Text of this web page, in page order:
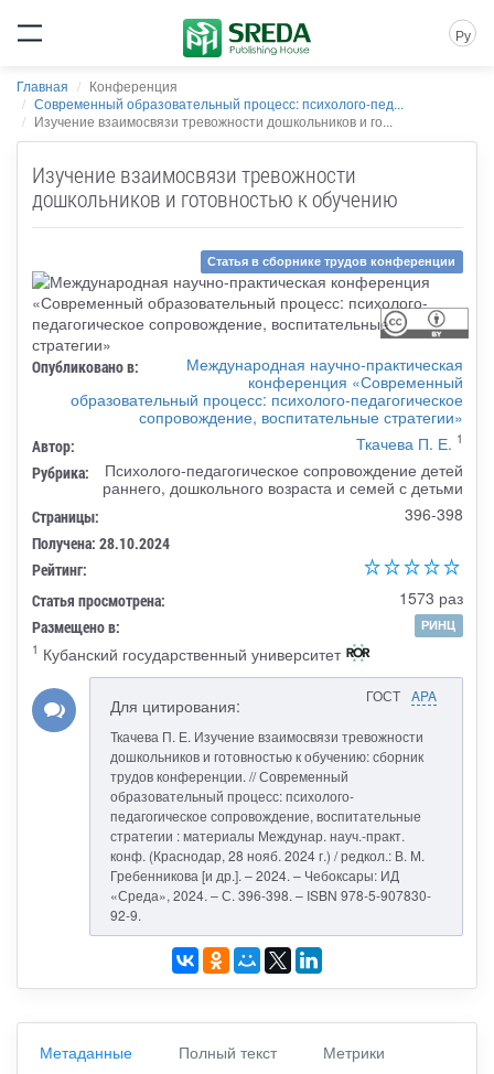
Ру
Главная
Конференция
Современный образовательный процесс: психолого-пед...
Изучение взаимосвязи тревожности дошкольников и го...
Изучение взаимосвязи тревожности
дошкольников и готовностью к обучению
Статья в сборнике трудов конференции
Опубликовано в:
Международная научно-практическая
конференция «Современный
образовательный процесс: психолого-педагогическое
сопровождение, воспитательные стратегии»
Автор: Ткачева П. Е. 1
Рубрика:
Психолого-педагогическое сопровождение детей
раннего, дошкольного возраста и семей с детьми
Страницы: 396-398
Получена: 28.10.2024
Рейтинг:
Статья просмотрена:
1573 раз
Размещено в:
РИНЦ
1 Кубанский государственный университет
ГОСТ APA
Для цитирования:
Ткачева П. Е. Изучение взаимосвязи тревожности
дошкольников и готовностью к обучению: сборник
трудов конференции. // Современный
образовательный процесс: психолого-
педагогическое сопровождение, воспитательные
стратегии : материалы Междунар. науч.-практ.
конф. (Краснодар, 28 нояб. 2024 г.) / редкол.: В. М.
Гребенникова [и др.]. – 2024. – Чебоксары: ИД
«Среда», 2024. – С. 396-398. – ISBN 978-5-907830-
92-9.
Метаданные Полный текст Метрики